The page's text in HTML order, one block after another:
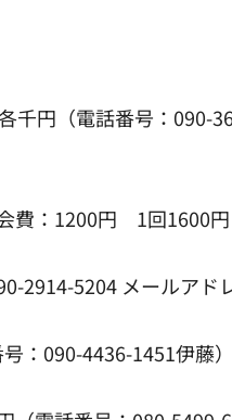
円（電話番号：090-
1200円 1回1600円
5204 メールアド
090-4436-1451伊藤）